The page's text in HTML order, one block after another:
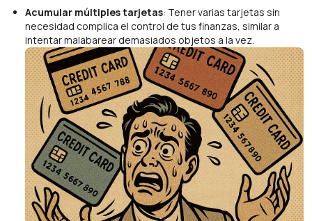
Acumular múltiples tarjetas: Tener varias tarjetas sin
necesidad complica el control de tus finanzas, similar a
intentar malabarear demasiados objetos a la vez.